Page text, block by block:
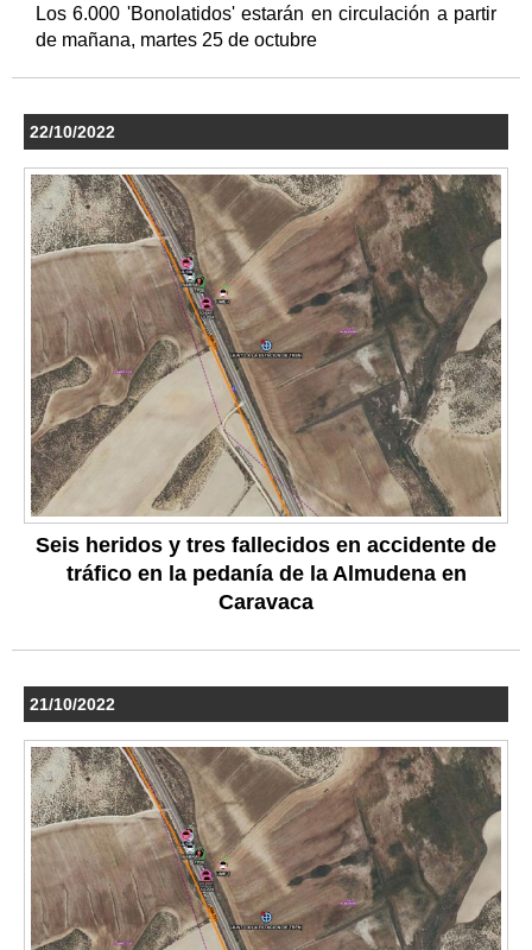
Los 6.000 'Bonolatidos' estarán en circulación a partir
de mañana, martes 25 de octubre
22/10/2022
Seis heridos y tres fallecidos en accidente de
tráfico en la pedanía de la Almudena en
Caravaca
21/10/2022